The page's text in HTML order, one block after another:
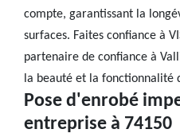
compte, garantissant la
surfaces. Faites confiance à
partenaire de confiance à
la beauté et la fonctionnalité
Pose d'enrobé
entreprise à 74150